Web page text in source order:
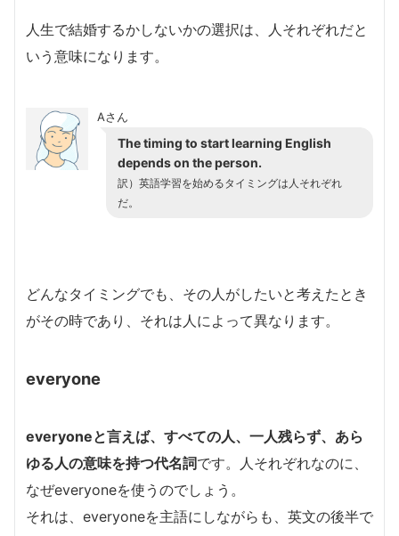
人生で結婚するかしないかの選択は、人それぞれだと
いう意味になります。
Aさん
The timing to start learning English
depends on the person.
訳）英語学習を始めるタイミングは人それぞれ
だ。
どんなタイミングでも、その人がしたいと考えたとき
がその時であり、それは人によって異なります。
everyone
everyoneと言えば、すべての人、一人残らず、あら
ゆる人の意味を持つ代名詞です。人それぞれなのに、
なぜeveryoneを使うのでしょう。
それは、everyoneを主語にしながらも、英文の後半で